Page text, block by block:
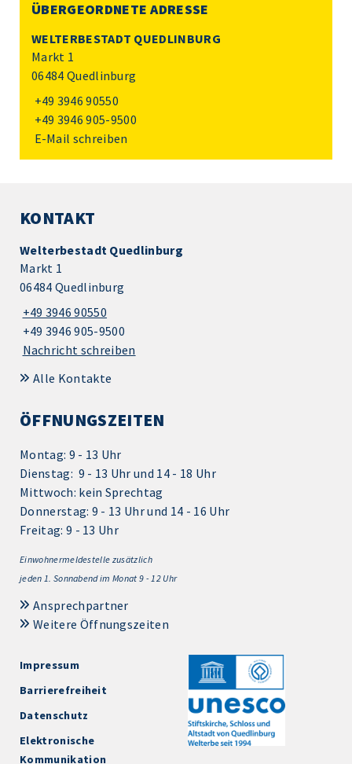
ÜBERGEORDNETE ADRESSE
WELTERBESTADT QUEDLINBURG
Markt 1
06484 Quedlinburg
+49 3946 90550
+49 3946 905-9500
E-Mail schreiben
KONTAKT
Welterbestadt Quedlinburg
Markt 1
06484 Quedlinburg
+49 3946 90550
+49 3946 905-9500
Nachricht schreiben
Alle Kontakte
ÖFFNUNGSZEITEN
Montag: 9 - 13 Uhr
Dienstag: 9 - 13 Uhr und 14 - 18 Uhr
Mittwoch: kein Sprechtag
Donnerstag: 9 - 13 Uhr und 14 - 16 Uhr
Freitag: 9 - 13 Uhr
Einwohnermeldestelle zusätzlich
jeden 1. Sonnabend im Monat 9 - 12 Uhr
Ansprechpartner
Weitere Öffnungszeiten
Impressum
Barrierefreiheit
Datenschutz
Elektronische
Kommunikation